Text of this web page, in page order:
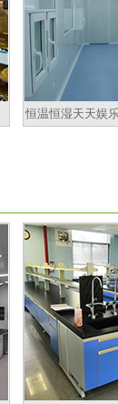
恒温恒湿天天娱